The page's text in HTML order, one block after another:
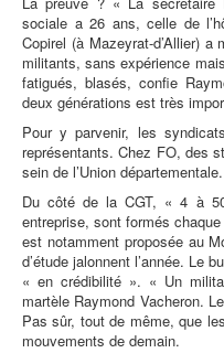
sociale a 26 ans, celle de
Copirel (à Mazeyrat-d’Allier)
militants, sans expérience
fatigués, blasés, confie
deux générations est très
Pour y parvenir, les
représentants. Chez FO, des
sein de l’Union départementale.
Du côté de la CGT, « 4 à
entreprise, sont formés
est notamment proposée au
d’étude jalonnent l’année. Le
« en crédibilité ». « Un
martèle Raymond Vacheron.
Pas sûr, tout de même, que
mouvements de demain.